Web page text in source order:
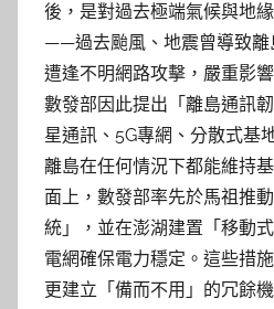
後，是對過去極端氣候與地
——過去颱風、地震曾導致離
遭逢不明網路攻擊，嚴重影
數發部因此提出「離島通訊
星通訊、5G專網、分散式基
離島在任何情況下都能維持
面上，數發部率先於馬祖推
統」，並在澎湖建置「移動
電網確保電力穩定。這些措
更建立「備而不用」的冗餘